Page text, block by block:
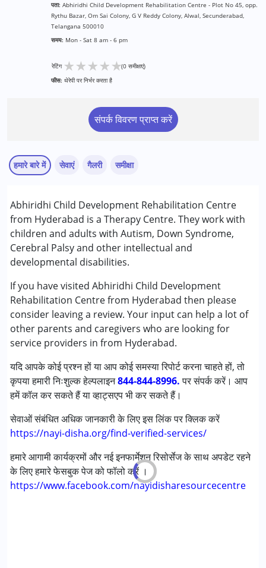
पता: Abhiridhi Child Development Rehabilitation Centre - Plot No 45, opp.
Rythu Bazar, Om Sai Colony, G V Reddy Colony, Alwal, Secunderabad,
Telangana 500010
समय: Mon - Sat 8 am - 6 pm
रेटिंग ★★★★★(0 समीक्षाएं)
फीस: थेरेपी पर निर्भर करता है
संपर्क विवरण प्राप्त करें
हमारे बारे में
Abhiridhi Child Development Rehabilitation Centre
from Hyderabad is a Therapy Centre. They work with
children and adults with Autism, Down Syndrome,
Cerebral Palsy and other intellectual and
developmental disabilities.
If you have visited Abhiridhi Child Development
Rehabilitation Centre from Hyderabad then please
consider leaving a review. Your input can help a lot of
other parents and caregivers who are looking for
service providers in from Hyderabad.
यदि आपके कोई प्रश्न हों या आप कोई समस्या रिपोर्ट करना चाहते हों, तो
कृपया हमारी निःशुल्क हेल्पलाइन844-844-8996.पर संपर्क करें। आप
हमें कॉल कर सकते हैं या व्हाट्सएप भी कर सकते हैं।
सेवाओं संबंधित अधिक जानकारी के लिए इस लिंक पर क्लिक करें
https://nayi-disha.org/find-verified-services/
हमारे आगामी कार्यक्रमों और नई इनफार्मेशन रिसोर्सेज के साथ अपडेट रहने
के लिए हमारे फेसबुक पेज को फॉलो करें ।
https://www.facebook.com/nayidisharesourcecentre
सेवाएं
बिहेवियर थेरेपी
काउंसिलिंग
ऑक्यूपेशनल थेरेपी
स्पेशल एजुकेशन
स्पीच थेरेपी
निम्नलिखित विकलांगता संबंधित सेवाएं उपलब्ध :
अटेंशन डेफिसिट (हाइपरएक्टिविटी) डिसऑर्डर (एडीडी/एडीएचडी)
ऑटिज्म स्पेक्ट्रम डिसऑर्डर (ए एस डी )
सेरब्रल पाल्सी (सी पी )
डाउन सिंड्रोम (डी एस )
लर्निंग डिसेबिलिटीज़ (एलडी)
मल्टिपल डिसेबिलिटीज़ (एमडी)
अंडायग्नोज्ड
आयु वर्ग :0 - 5 years ,6 - 12 years ,13 - 17 years ,above 18
years
गैलरी समीक्षा